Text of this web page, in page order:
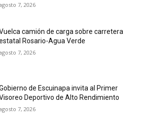
7, 2026
camión de carga sobre carretera
Rosario-Agua Verde
7, 2026
de Escuinapa invita al Primer
Deportivo de Alto Rendimiento
7, 2026